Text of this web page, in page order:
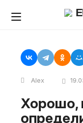
Alex
Хорошо, мне нужно